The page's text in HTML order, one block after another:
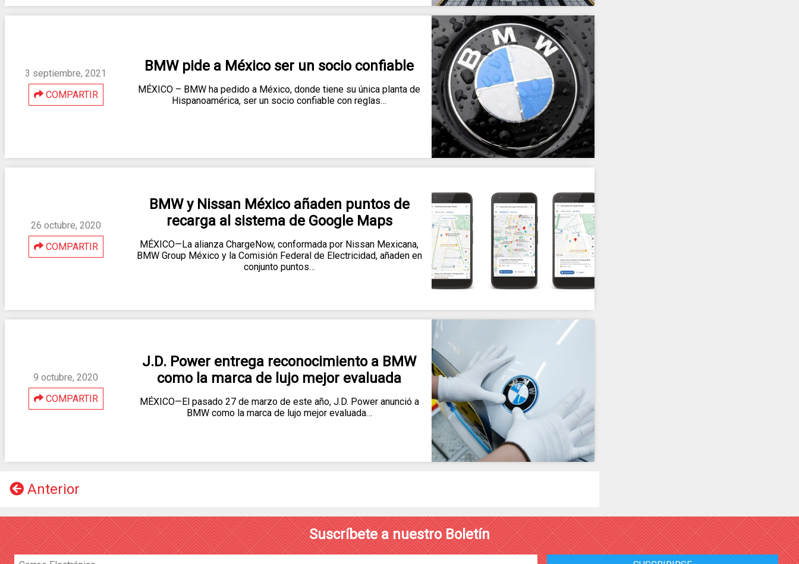
3 septiembre, 2021
COMPARTIR
BMW pide a México ser un socio confiable
MÉXICO – BMW ha pedido a México, donde tiene su única planta de
Hispanoamérica, ser un socio confiable con reglas…
26 octubre, 2020
COMPARTIR
BMW y Nissan México añaden puntos de
recarga al sistema de Google Maps
MÉXICO—La alianza ChargeNow, conformada por Nissan Mexicana,
BMW Group México y la Comisión Federal de Electricidad, añaden en
conjunto puntos…
9 octubre, 2020
COMPARTIR
J.D. Power entrega reconocimiento a BMW
como la marca de lujo mejor evaluada
MÉXICO—El pasado 27 de marzo de este año, J.D. Power anunció a
BMW como la marca de lujo mejor evaluada…
Anterior
Suscríbete a nuestro Boletín